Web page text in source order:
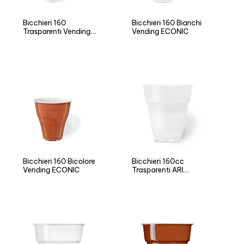
Bicchieri 160
Trasparenti Vending
Bicchieri 160 Bianchi
Vending ECONIC
Bicchieri 160 Bicolore
Vending ECONIC
Bicchieri 160cc
Trasparenti ARI